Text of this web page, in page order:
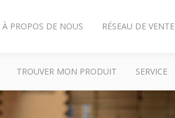
À PROPOS DE NOUS RÉSEAU DE VENTE
TROUVER MON PRODUIT SERVICE